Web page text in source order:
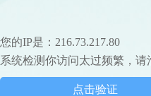
您的IP是：216.73.217.80
系统检测你访问太过频繁，
点击验证